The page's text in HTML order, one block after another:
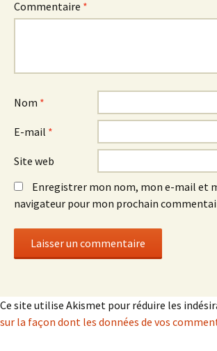
Commentaire *
Nom *
E-mail *
Site web
Enregistrer mon nom, mon e-mail et
navigateur pour mon prochain
Ce site utilise Akismet pour réduire les
sur la façon dont les données de vos